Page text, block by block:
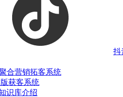
抖
合营销拓客系统
获客系统
识库介绍